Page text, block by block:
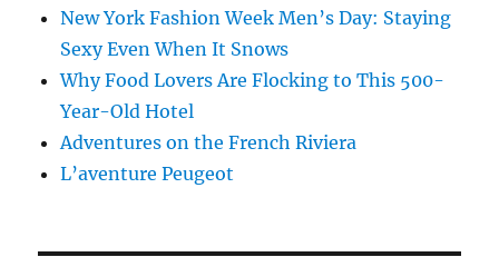
New York Fashion Week Men’s Day: Staying
Sexy Even When It Snows
Why Food Lovers Are Flocking to This 500-
Year-Old Hotel
Adventures on the French Riviera
L’aventure Peugeot